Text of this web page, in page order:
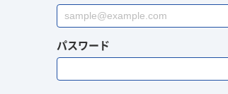
パスワード